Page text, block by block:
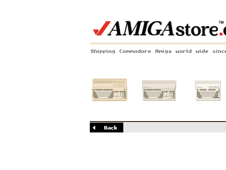
Shipping Commodore Amiga world wide